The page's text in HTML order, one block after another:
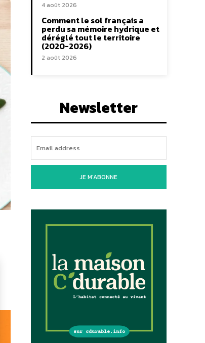
4 août 2026
Comment le sol français a
perdu sa mémoire hydrique et
déréglé tout le territoire
(2020-2026)
2 août 2026
Newsletter
JE M'ABONNE